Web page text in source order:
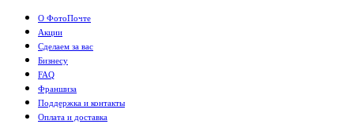
О ФотоПочте
Акции
Сделаем за вас
Бизнесу
FAQ
Франшиза
Поддержка и контакты
Оплата и доставка